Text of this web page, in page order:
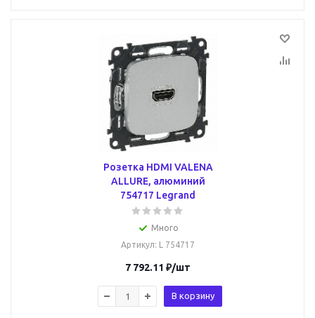
Розетка HDMI VALENA
ALLURE, алюминий
754717 Legrand
Много
Артикул: L 754717
7 792.11 ₽/шт
В корзину